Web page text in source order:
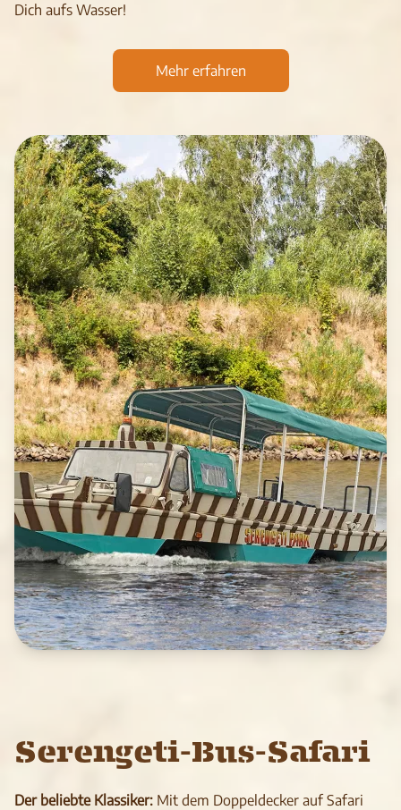
Dich aufs Wasser!
Mehr erfahren
Serengeti-Bus-Safari
Der beliebte Klassiker: Mit dem Doppeldecker auf Safari